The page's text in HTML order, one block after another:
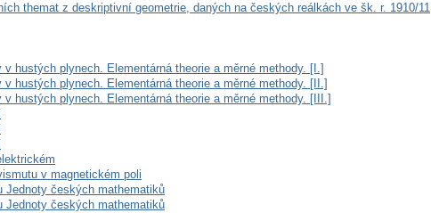
themat z deskriptivní geometrie, daných na českých reálkách ve šk. r. 1910/11
v hustých plynech. Elementárná theorie a měrné methody. [I.]
v hustých plynech. Elementárná theorie a měrné methody. [II.]
v hustých plynech. Elementárná theorie a měrné methody. [III.]
v magnetickém poli
Jednoty českých mathematiků
Jednoty českých mathematiků